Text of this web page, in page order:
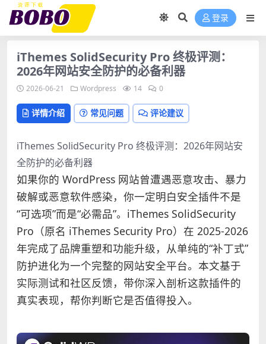
登录
iThemes SolidSecurity Pro 终极评测：
2026年网站安全防护的必备利器
2026-06-21 Wordpress 14 0
详情介绍 常见问题 评论建议
iThemes SolidSecurity Pro 终极评测：2026年网站安
全防护的必备利器
如果你的 WordPress 网站曾遭遇恶意攻击、暴力
破解或恶意软件感染，你一定明白安全插件不是
“可选项”而是“必需品”。iThemes SolidSecurity
Pro（原名 iThemes Security Pro）在 2025-2026
年完成了品牌重塑和功能升级，从单纯的“补丁式”
防护进化为一个完整的网站安全平台。本文基于
实际测试和社区反馈，带你深入剖析这款插件的
真实表现，帮你判断它是否值得投入。